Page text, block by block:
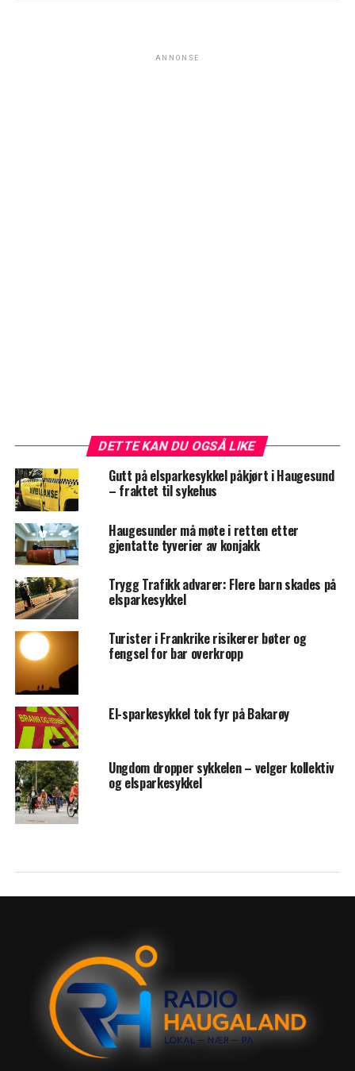
ANNONSE
DETTE KAN DU OGSÅ LIKE
Gutt på elsparkesykkel påkjørt i Haugesund
– fraktet til sykehus
Haugesunder må møte i retten etter
gjentatte tyverier av konjakk
Trygg Trafikk advarer: Flere barn skades på
elsparkesykkel
Turister i Frankrike risikerer bøter og
fengsel for bar overkropp
El-sparkesykkel tok fyr på Bakarøy
Ungdom dropper sykkelen – velger kollektiv
og elsparkesykkel